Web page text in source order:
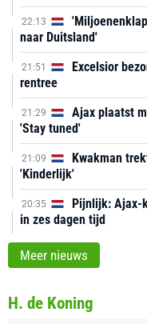
22:13
naar Duitsland'
21:51
Excelsior
rentree
21:29
Ajax plaatst
'Stay tuned'
21:09
Kwakman
'Kinderlijk'
20:35
Pijnlijk: Ajax-
in zes dagen tijd
Meer nieuws
H. de Koning